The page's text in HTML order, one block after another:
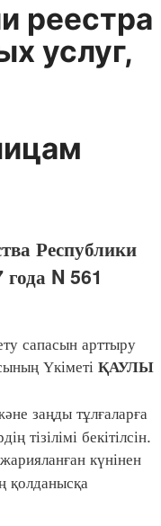
реестра
услуг,
Республики
N 561
сапасын арттыру
Үкіметі ҚАУЛЫ
заңды тұлғаларға
тізілімі бекітілсін.
күнінен
қолданысқа